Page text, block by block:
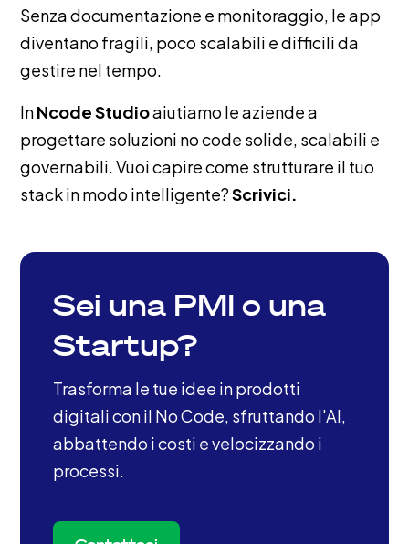
Senza documentazione e monitoraggio, le app
diventano fragili, poco scalabili e difficili da
gestire nel tempo.
InNcode Studioaiutiamo le aziende a
progettare soluzioni no code solide, scalabili e
governabili. Vuoi capire come strutturare il tuo
stack in modo intelligente?Scrivici.
Sei una PMI o una
Startup?
Trasforma le tue idee in prodotti
digitali con il No Code, sfruttando l'AI,
abbattendo i costi e velocizzando i
processi.